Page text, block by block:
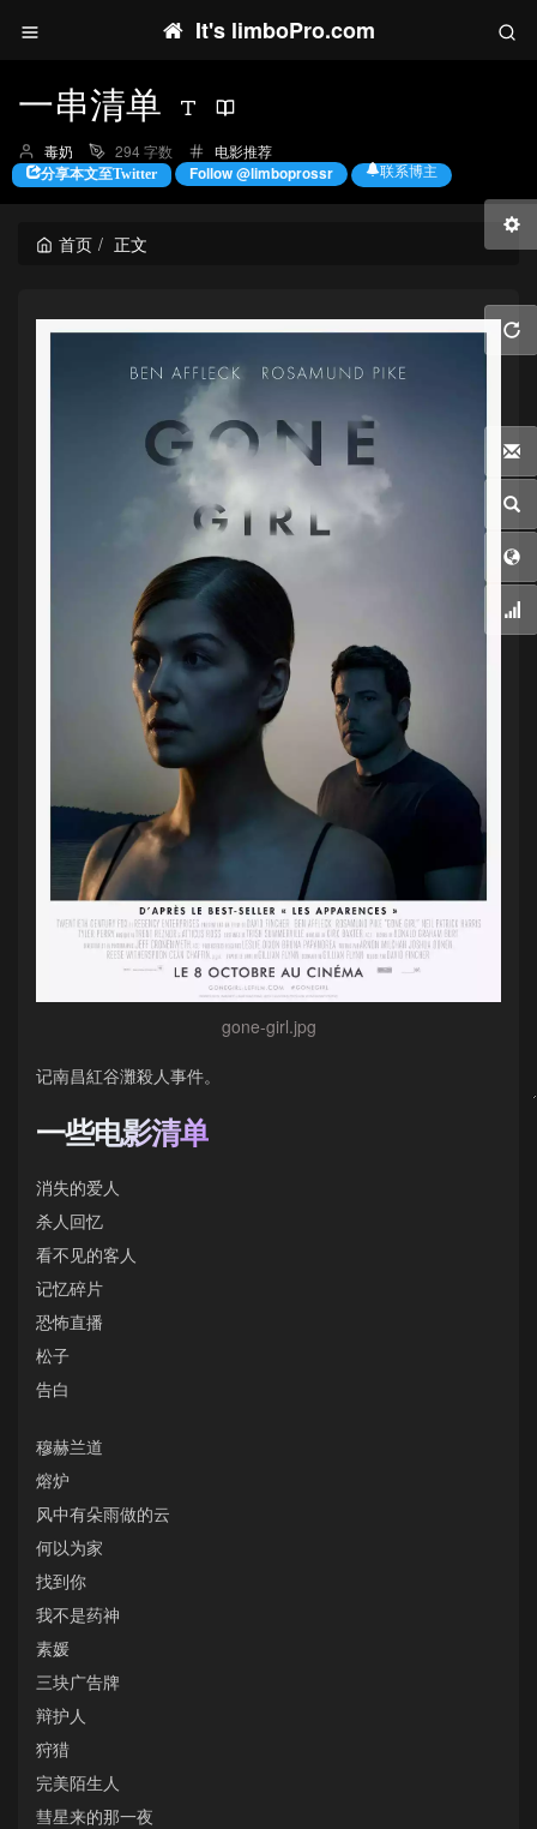
It's limboPro.com
一串清单
博
主：
毒奶 294 字数
分
类：
电影推荐
分享本文至Twitter Follow @limboprossr 联系博主
首页 正文
gone-girl.jpg
记南昌紅谷灘殺人事件。
一些电影清单
消失的爱人
杀人回忆
看不见的客人
记忆碎片
恐怖直播
松子
告白
穆赫兰道
熔炉
风中有朵雨做的云
何以为家
找到你
我不是药神
素媛
三块广告牌
辩护人
狩猎
完美陌生人
彗星来的那一夜